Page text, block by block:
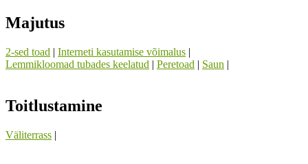
Majutus
2-sed toad | Interneti kasutamise võimalus |
Lemmikloomad tubades keelatud | Peretoad | Saun |
Toitlustamine
Väliterrass |